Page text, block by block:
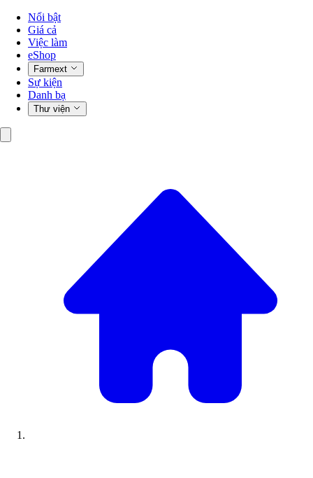
Nổi bật
Giá cả
Việc làm
eShop
Farmext
Sự kiện
Danh bạ
Thư viện